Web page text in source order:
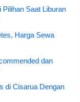
Pilihan Saat Liburan
Harga Sewa
dan
di Cisarua Dengan